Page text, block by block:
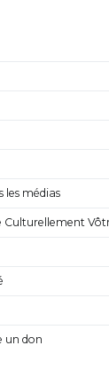
les médias
Culturellement
un don